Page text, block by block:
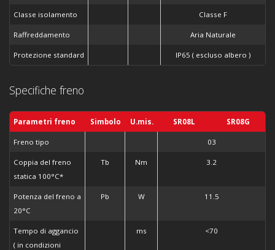
Classe isolamento Classe F
Raffreddamento Aria Naturale
Protezione standard IP65 ( escluso albero )
Specifiche freno
Parametri freno Simbolo U.mis. SR08L SR08G
Freno tipo 03
Coppia del freno
statica 100°C*
Tb Nm 3.2
Potenza del freno a
20°C
Pb W 11.5
Tempo di aggancio
( in condizioni
ms <70